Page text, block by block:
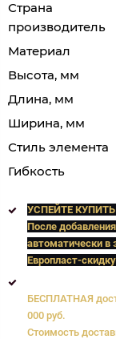
Страна
производитель
Материал
Высота, мм
Длина, мм
Ширина, мм
Стиль элемента
Гибкость
УСПЕЙТЕ
После
автоматически
Европласт-
БЕСПЛАТНАЯ
000 руб.
Стоимость